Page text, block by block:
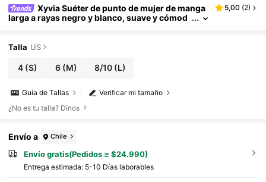
Xyvia Suéter de punto de mujer de manga
larga a rayas negro y blanco, suave y cómod
5,00 (2)
Talla US
4 (S) 6 (M) 8/10(L)
Verificar mi tamaño
Guía de Tallas
¿No es tu talla? Dinos
Envío a Chile
Envío gratis(Pedidos ≥ $24.990)
Entrega estimada: 5-10 Días laborables